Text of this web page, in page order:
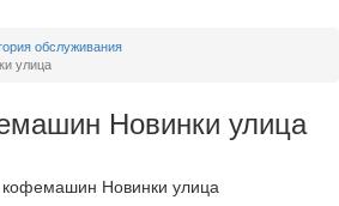
обслуживания
улица
Новинки улица